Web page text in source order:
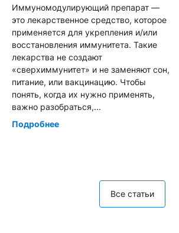
Иммуномодулирующий препарат —
это лекарственное средство, которое
применяется для укрепления и/или
восстановления иммунитета. Такие
лекарства не создают
«сверхиммунитет» и не заменяют сон,
питание, или вакцинацию. Чтобы
понять, когда их нужно применять,
важно разобраться,...
Подробнее
Все статьи